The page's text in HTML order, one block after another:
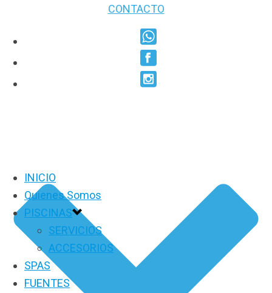
CONTACTO
INICIO
Quienes Somos
PISCINAS
SERVICIOS
ACCESORIOS
SPAS
FUENTES